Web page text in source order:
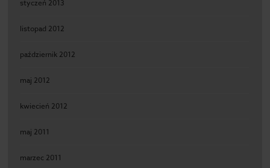
styczeń 2013
listopad 2012
październik 2012
maj 2012
kwiecień 2012
maj 2011
marzec 2011